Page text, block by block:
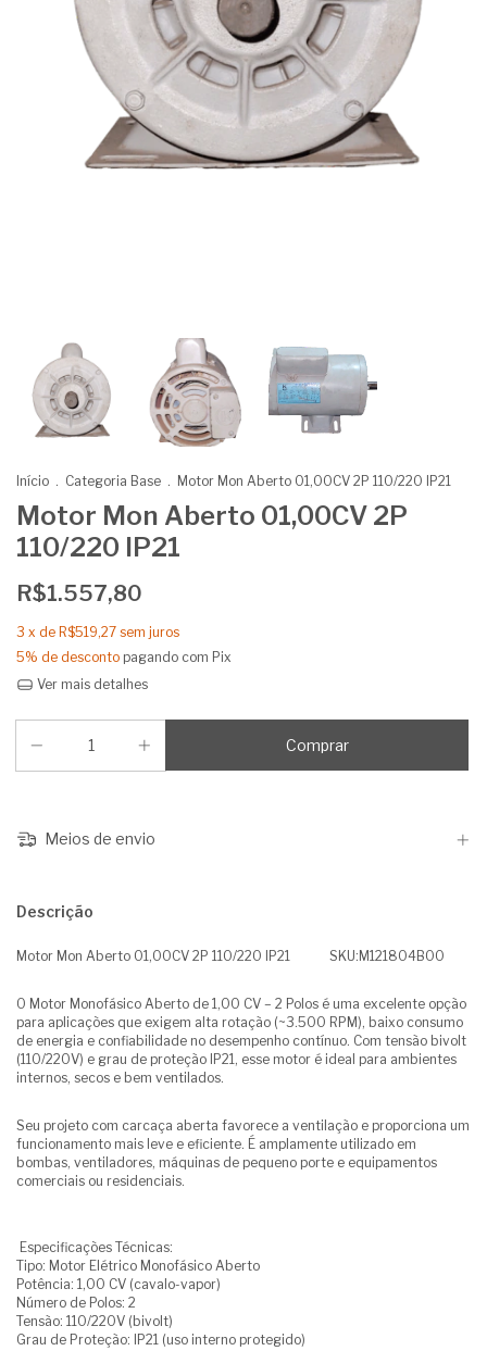
Início . Categoria Base . Motor Mon Aberto 01,00CV 2P 110/220 IP21
Motor Mon Aberto 01,00CV 2P
110/220 IP21
R$1.557,80
3 x de R$519,27 sem juros
5% de desconto pagando com Pix
Ver mais detalhes
Meios de envio
Descrição
Motor Mon Aberto 01,00CV 2P 110/220 IP21 SKU:M121804B00
O Motor Monofásico Aberto de 1,00 CV – 2 Polos é uma excelente opção
para aplicações que exigem alta rotação (~3.500 RPM), baixo consumo
de energia e confiabilidade no desempenho contínuo. Com tensão bivolt
(110/220V) e grau de proteção IP21, esse motor é ideal para ambientes
internos, secos e bem ventilados.
Seu projeto com carcaça aberta favorece a ventilação e proporciona um
funcionamento mais leve e eficiente. É amplamente utilizado em
bombas, ventiladores, máquinas de pequeno porte e equipamentos
comerciais ou residenciais.
Especificações Técnicas:
Tipo: Motor Elétrico Monofásico Aberto
Potência: 1,00 CV (cavalo-vapor)
Número de Polos: 2
Tensão: 110/220V (bivolt)
Grau de Proteção: IP21 (uso interno protegido)